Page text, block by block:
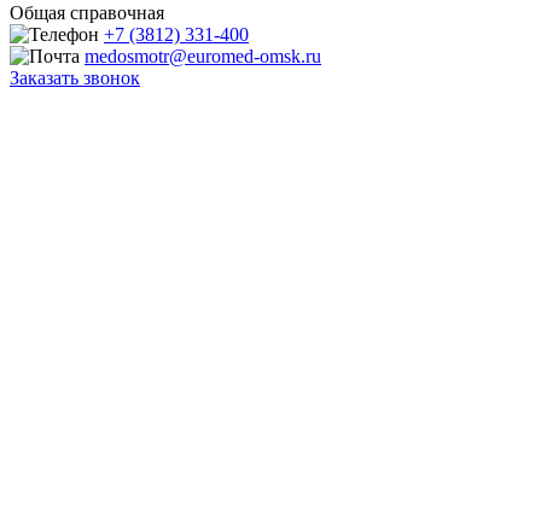
Общая справочная
+7 (3812) 331-400
medosmotr@euromed-omsk.ru
Заказать звонок